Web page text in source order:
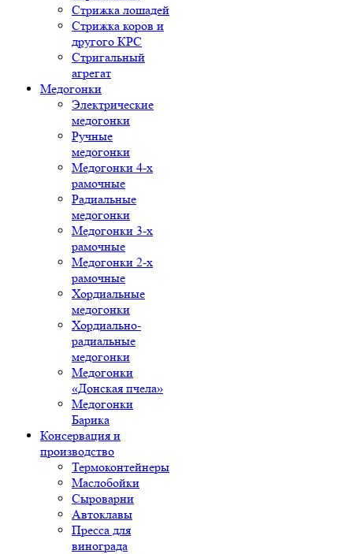
Стрижка лошадей
Стрижка коров и
другого КРС
Стригальный
агрегат
Медогонки
Электрические
медогонки
Ручные
медогонки
Медогонки 4-х
рамочные
Радиальные
медогонки
Медогонки 3-х
рамочные
Медогонки 2-х
рамочные
Хордиальные
медогонки
Хордиально-
радиальные
медогонки
Медогонки
«Донская пчела»
Медогонки
Барика
Консервация и
производство
Термоконтейнеры
Маслобойки
Сыроварни
Автоклавы
Пресса для
винограда